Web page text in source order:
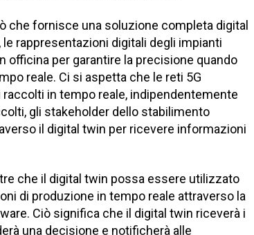
che fornisce una soluzione completa digital
rappresentazioni digitali degli impianti
officina per garantire la precisione quando
reale. Ci si aspetta che le reti 5G
in tempo reale, indipendentemente
gli stakeholder dello stabilimento
il digital twin per ricevere informazioni
che il digital twin possa essere utilizzato
di produzione in tempo reale attraverso la
Ciò significa che il digital twin riceverà i
una decisione e notificherà alle